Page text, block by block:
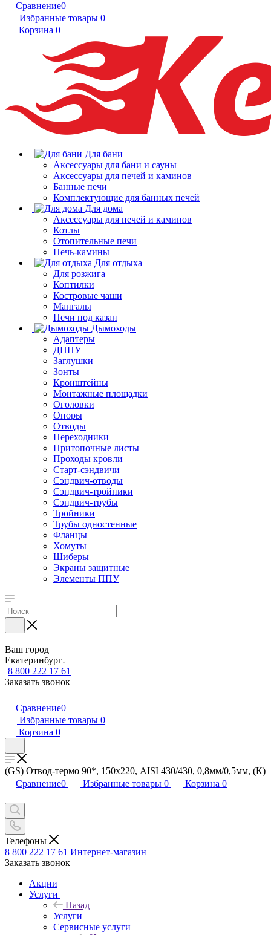
Сравнение0
Избранные товары 0
Корзина 0
Для бани
Аксессуары для бани и сауны
Аксессуары для печей и каминов
Банные печи
Комплектующие для банных печей
Для дома
Аксессуары для печей и каминов
Котлы
Отопительные печи
Печь-камины
Для отдыха
Для розжига
Коптилки
Костровые чаши
Мангалы
Печи под казан
Дымоходы
Адаптеры
ДППУ
Заглушки
Зонты
Кронштейны
Монтажные площадки
Оголовки
Опоры
Отводы
Переходники
Притопочные листы
Проходы кровли
Старт-сэндвичи
Сэндвич-отводы
Сэндвич-тройники
Сэндвич-трубы
Тройники
Трубы одностенные
Фланцы
Хомуты
Шиберы
Экраны защитные
Элементы ППУ
Ваш город
Екатеринбург
8 800 222 17 61
Заказать звонок
Сравнение0
Избранные товары 0
Корзина 0
(GS) Отвод-термо 90*, 150х220, AISI 430/430, 0,8мм/0,5мм, (К)
Сравнение0 Избранные товары 0 Корзина 0
Телефоны
8 800 222 17 61 Интернет-магазин
Заказать звонок
Акции
Услуги
Назад
Услуги
Сервисные услуги